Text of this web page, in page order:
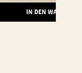
IN DEN